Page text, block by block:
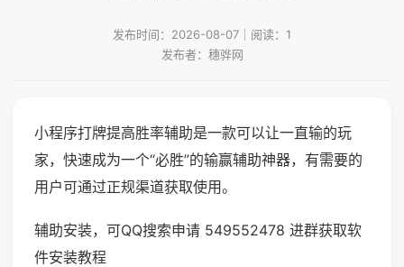
发布时间：2026-08-07｜阅读：1
发布者：穗骅网
小程序打牌提高胜率辅助是一款可以让一直输的玩
家，快速成为一个“必胜”的输赢辅助神器，有需要的
用户可通过正规渠道获取使用。
辅助安装，可QQ搜索申请 549552478 进群获取软
件安装教程